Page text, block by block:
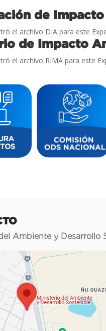
de
el archivo DIA para este
de Impacto
el archivo RIMA para este
Ambiente y Desarrollo